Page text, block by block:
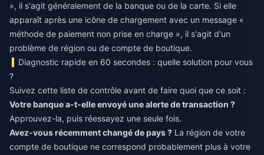
», il s'agit généralement de la banque ou de la carte. Si elle
apparaît après une icône de chargement avec un message «
méthode de paiement non prise en charge », il s'agit d'un
problème de région ou de compte de boutique.
Diagnostic rapide en 60 secondes : quelle solution pour vous
?
Suivez cette liste de contrôle avant de faire quoi que ce soit :
Votre banque a-t-elle envoyé une alerte de transaction ?
Approuvez-la, puis réessayez une seule fois.
Avez-vous récemment changé de pays ? La région de votre
compte de boutique ne correspond probablement plus à votre